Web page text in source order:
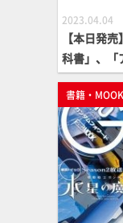
2023.04.04
【本日発
科書」、「
場！
書籍・